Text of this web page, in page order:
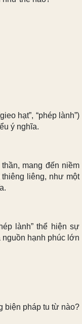
hạt”, “phép lành”)
ý nghĩa.
mang đến niềm
liêng, như một
lành” thể hiện sự
nguồn hạnh phúc lớn
biện pháp tu từ nào?